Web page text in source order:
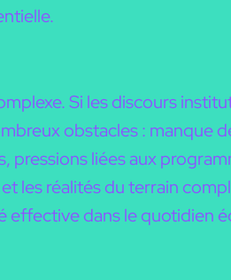
Si les discours
obstacles : manque
liées aux
les réalités du terrain
effective dans le quotidien